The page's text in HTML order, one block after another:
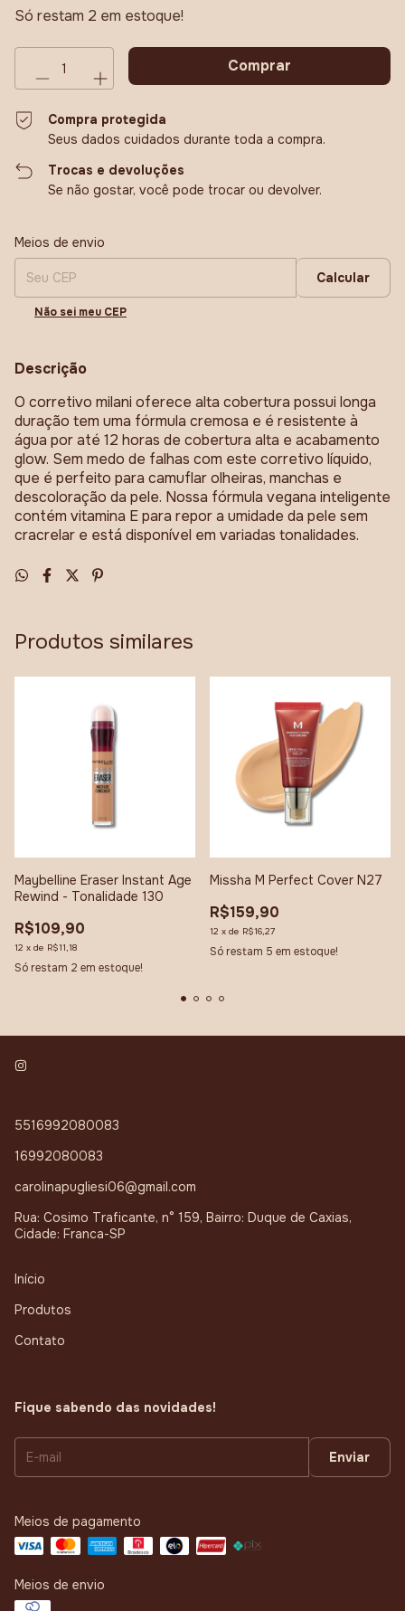
Só restam 2 em estoque!
Compra protegida
Seus dados cuidados durante toda a compra.
Trocas e devoluções
Se não gostar, você pode trocar ou devolver.
Entregas para o CEP:
Meios de envio
Calcular
Não sei meu CEP
Descrição
O corretivo milani oferece alta cobertura possui longa
duração tem uma fórmula cremosa e é resistente à
água por até 12 horas de cobertura alta e acabamento
glow. Sem medo de falhas com este corretivo líquido,
que é perfeito para camuflar olheiras, manchas e
descoloração da pele. Nossa fórmula vegana inteligente
contém vitamina E para repor a umidade da pele sem
cracrelar e está disponível em variadas tonalidades.
Produtos similares
Maybelline Eraser Instant Age
Rewind - Tonalidade 130
R$109,90
12 x de R$11,18
Só restam 2 em estoque!
Missha M Perfect Cover N27
R$159,90
12 x de R$16,27
Só restam 5 em estoque!
5516992080083
16992080083
carolinapugliesi06@gmail.com
Rua: Cosimo Traficante, n° 159, Bairro: Duque de Caxias,
Cidade: Franca-SP
Início
Produtos
Contato
Fique sabendo das novidades!
Meios de pagamento
Meios de envio